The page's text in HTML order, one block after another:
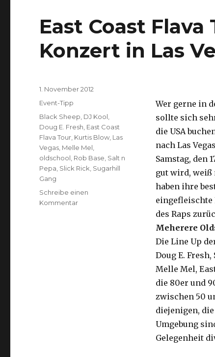
East Coast
Konzert in Las
Wer gerne in
sollte sich
die USA
nach Las
Samstag, den
gut wird, weiß
haben ihre
eingefleischte
des Raps
Meherere
Die Line Up
Doug E.
Melle Mel,
die 80er und
zwischen 50
diejenigen,
Umgebung
Gelegenheit
Veröffentlicht
1. November 2012
Kategorien
Event-Tipp
Schlagwörter
Black Sheep DJ Kool
Doug E. Fresh East Coast
Flava Tour Kurtis Blow Las
Vegas Melle Mel
oldschool Rob Base Salt n
Pepa Slick Rick Sugarhill
Gang
Schreibe einen
Kommentarzu